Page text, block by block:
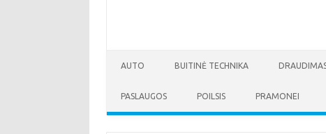
AUTO BUITINĖ TECHNIKA
PASLAUGOS POILSIS PRAMONEI